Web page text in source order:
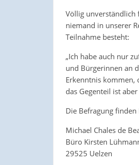
Völlig unverständlich
niemand in unserer
Teilnahme besteht:
„Ich habe auch nur
und Bürgerinnen an
Erkenntnis kommen,
das Gegenteil ist aber
Die Befragung
Michael Chales de
Büro Kirsten
29525 Uelzen